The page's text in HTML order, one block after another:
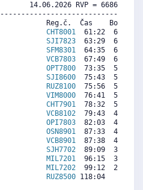
14.06.2026 RVP = 6686/
Reg.č.  Čas    Body
CHT8001
61:22  6805
SJI7823
63:29  6583
SFM8301
64:35  6468
VCB7803
67:49  6129
OPT7800
73:35  5525
Jiří
SJI8600
75:43  5301
Petr
RUZ8100
75:56  5278
VIM8000
76:41  5200
CHT7901
78:32  5006
Jan VCB8102
79:43  4882
OPI7803
82:03  4637
OSN8901
87:33  4061
VCB8901
87:38  4052
SJH7702
89:09  3893
Jiří MIL7201
96:15  3149
MIL7202
99:12  2839
RUZ8500 118:04   862